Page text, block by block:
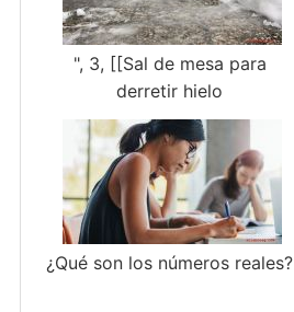
", 3, [[Sal de mesa para
derretir hielo
¿Qué son los números reales?